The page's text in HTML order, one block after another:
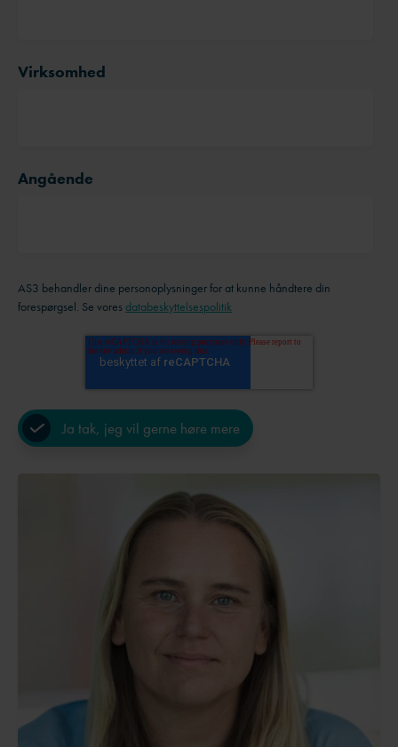
Virksomhed
Angående
AS3 behandler dine personoplysninger for at kunne håndtere din
forespørgsel. Se vores databeskyttelsespolitik